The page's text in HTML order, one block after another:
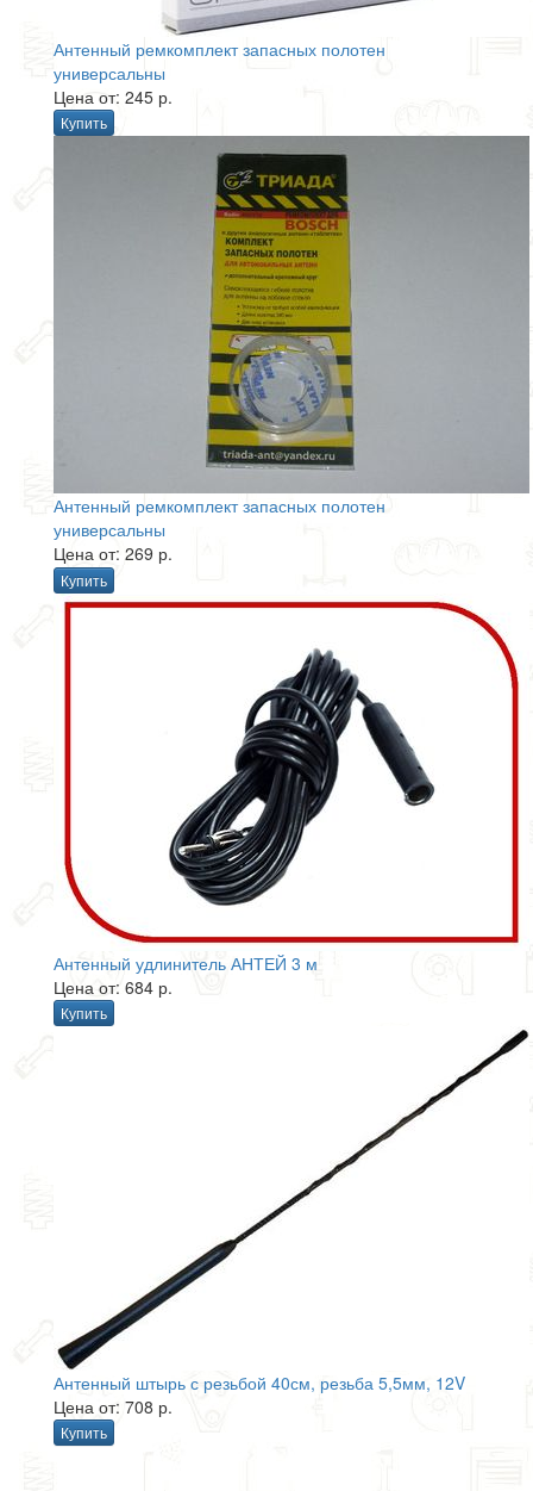
Антенный ремкомплект запасных полотен
универсальны
Цена от: 245 р.
Купить
Антенный ремкомплект запасных полотен
универсальны
Цена от: 269 р.
Купить
Антенный удлинитель АНТЕЙ 3 м
Цена от: 684 р.
Купить
Антенный штырь с резьбой 40см, резьба 5,5мм, 12V
Цена от: 708 р.
Купить